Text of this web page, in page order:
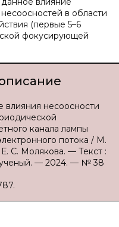
в области
(первые 5–6
фокусирующей
влияния несоосности
канала лампы
потока / М.
С. Молякова. — Текст :
— 2024. — № 38